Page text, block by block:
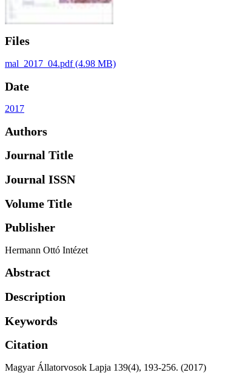
Files
mal_2017_04.pdf(4.98 MB)
Date
2017
Authors
Journal Title
Journal ISSN
Volume Title
Publisher
Hermann Ottó Intézet
Abstract
Description
Keywords
Citation
Magyar Állatorvosok Lapja 139(4), 193-256. (2017)